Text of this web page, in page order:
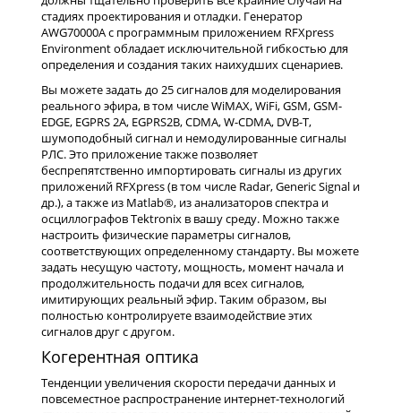
стадиях проектирования и отладки. Генератор
AWG70000A с программным приложением RFXpress
Environment обладает исключительной гибкостью для
определения и создания таких наихудших сценариев.
Вы можете задать до 25 сигналов для моделирования
реального эфира, в том числе WiMAX, WiFi, GSM, GSM-
EDGE, EGPRS 2А, EGPRS2B, CDMA, W-CDMA, DVB-T,
шумоподобный сигнал и немодулированные сигналы
РЛС. Это приложение также позволяет
беспрепятственно импортировать сигналы из других
приложений RFXpress (в том числе Radar, Generic Signal и
др.), а также из Matlab®, из анализаторов спектра и
осциллографов Tektronix в вашу среду. Можно также
настроить физические параметры сигналов,
соответствующих определенному стандарту. Вы можете
задать несущую частоту, мощность, момент начала и
продолжительность подачи для всех сигналов,
имитирующих реальный эфир. Таким образом, вы
полностью контролируете взаимодействие этих
сигналов друг с другом.
Когерентная оптика
Тенденции увеличения скорости передачи данных и
повсеместное распространение интернет-технологий